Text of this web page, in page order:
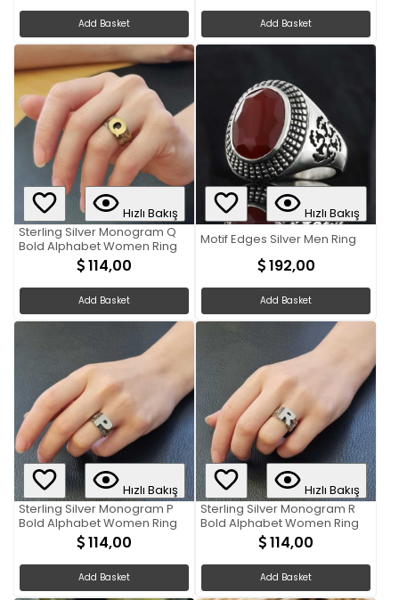
Add Basket Add Basket
Hızlı Bakış
Sterling Silver Monogram Q
Bold Alphabet Women Ring
114,00
Add Basket
Hızlı Bakış
Motif Edges Silver Men Ring
192,00
Add Basket
Hızlı Bakış
Sterling Silver Monogram P
Bold Alphabet Women Ring
114,00
Add Basket
Hızlı Bakış
Sterling Silver Monogram R
Bold Alphabet Women Ring
114,00
Add Basket